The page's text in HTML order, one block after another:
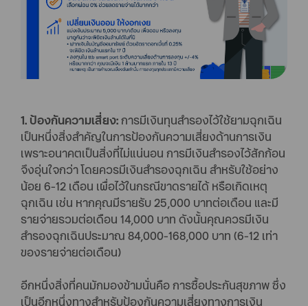
1. ป้องกันความเสี่ยง:การมีเงินทุนสำรองไว้ใช้ยามฉุกเฉิน
เป็นหนึ่งสิ่งสำคัญในการป้องกันความเสี่ยงด้านการเงิน
เพราะอนาคตเป็นสิ่งที่ไม่แน่นอน การมีเงินสำรองไว้สักก้อน
จึงอุ่นใจกว่า โดยควรมีเงินสำรองฉุกเฉิน สำหรับใช้อย่าง
น้อย 6-12 เดือน เผื่อไว้ในกรณีขาดรายได้ หรือเกิดเหตุ
ฉุกเฉิน เช่น หากคุณมีรายรับ 25,000 บาทต่อเดือน และมี
รายจ่ายรวมต่อเดือน 14,000 บาท ดังนั้นคุณควรมีเงิน
สำรองฉุกเฉินประมาณ 84,000-168,000 บาท (6-12 เท่า
ของรายจ่ายต่อเดือน)
อีกหนึ่งสิ่งที่คนมักมองข้ามนั่นคือ การซื้อประกันสุขภาพ ซึ่ง
เป็นอีกหนึ่งทางสำหรับป้องกันความเสี่ยงทางการเงิน